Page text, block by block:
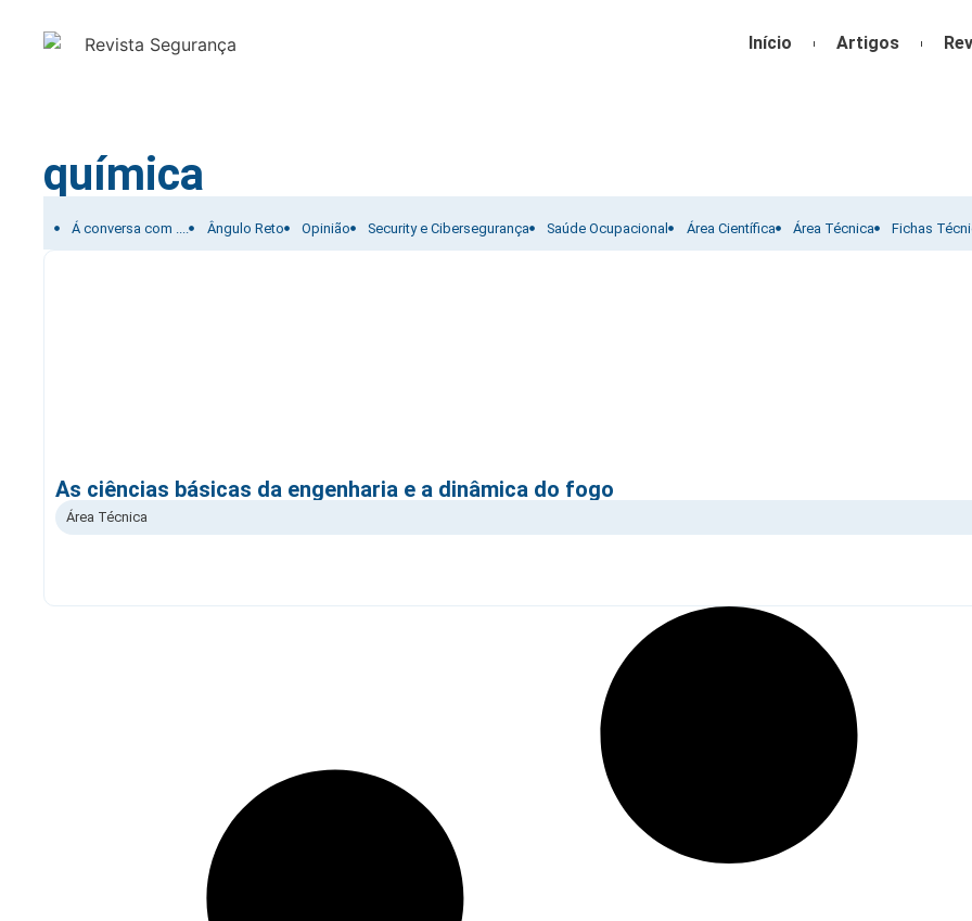
Início Artigos
química
Filtrar por:
Á conversa com .... Ângulo Reto Opinião Security e Cibersegurança Saúde Ocupacional Área Científica Área Técnica Fichas
As ciências básicas da engenharia e a dinâmica do fogo
Área Técnica